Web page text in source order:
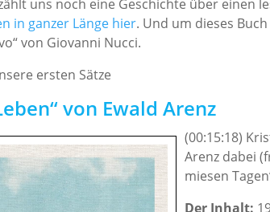
uns noch eine Geschichte über einen
in ganzer Länge hier. Und um dieses Buch
von Giovanni Nucci.
ersten Sätze
von Ewald Arenz
(00:15:18)
Arenz dabei
miesen
Der Inhalt: